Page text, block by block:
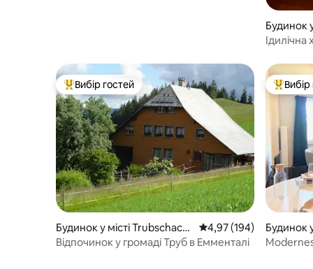
Будинок
Топ вибір гостей
Вибір гостей
Будинок у місті Trubschach
en
Середня оцінка: 4,97 з
4,97 (194)
Відпочинок у громаді Труб в Емменталі
Топ
Будинок